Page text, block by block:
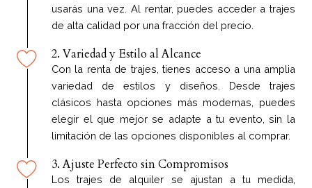
usarás una vez. Al rentar, puedes acceder a trajes
de alta calidad por una fracción del precio.
2. Variedad y Estilo al Alcance
Con la renta de trajes, tienes acceso a una amplia
variedad de estilos y diseños. Desde trajes
clásicos hasta opciones más modernas, puedes
elegir el que mejor se adapte a tu evento, sin la
limitación de las opciones disponibles al comprar.
3. Ajuste Perfecto sin Compromisos
Los trajes de alquiler se ajustan a tu medida,